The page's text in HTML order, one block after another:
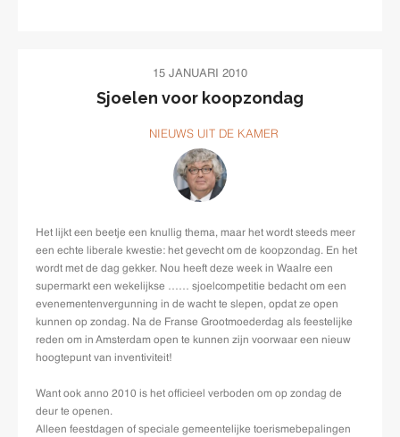
15 JANUARI 2010
Sjoelen voor koopzondag
NIEUWS UIT DE KAMER
Het lijkt een beetje een knullig thema, maar het wordt steeds meer
een echte liberale kwestie: het gevecht om de koopzondag. En het
wordt met de dag gekker. Nou heeft deze week in Waalre een
supermarkt een wekelijkse …… sjoelcompetitie bedacht om een
evenementenvergunning in de wacht te slepen, opdat ze open
kunnen op zondag. Na de Franse Grootmoederdag als feestelijke
reden om in Amsterdam open te kunnen zijn voorwaar een nieuw
hoogtepunt van inventiviteit!
Want ook anno 2010 is het officieel verboden om op zondag de
deur te openen.
Alleen feestdagen of speciale gemeentelijke toerismebepalingen